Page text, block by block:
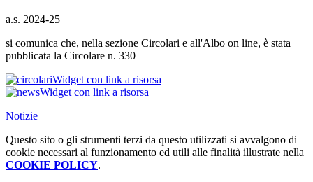
a.s. 2024-25
si comunica che, nella sezione Circolari e all'Albo on line, è stata
pubblicata la Circolare n. 330
Widget con link a risorsa
Widget con link a risorsa
Notizie
Questo sito o gli strumenti terzi da questo utilizzati si avvalgono di
cookie necessari al funzionamento ed utili alle finalità illustrate nella
COOKIE POLICY.